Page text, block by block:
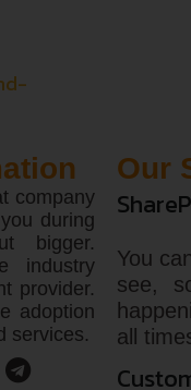
company
during
bigger.
industry
provider.
adoption
services.
Our
You
see,
all